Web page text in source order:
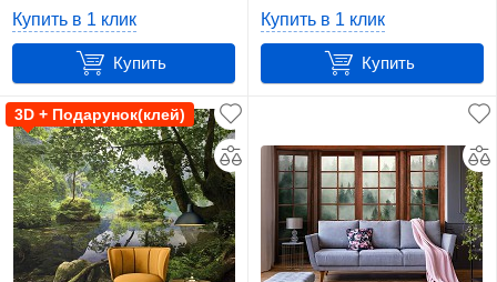
Купить в 1 клик
Купить
Купить в 1 клик
Купить
3D + Подарунок(клей)